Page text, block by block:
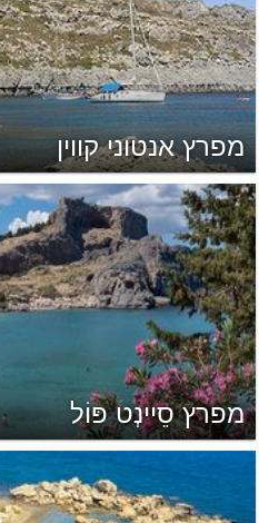
מפרץ אנטוני קווין
מפרץ סֵיינְט פּוֹל